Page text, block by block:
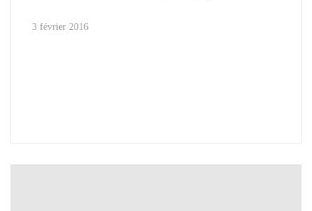
3 février 2016